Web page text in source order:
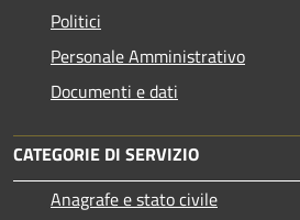
Politici
Personale Amministrativo
Documenti e dati
CATEGORIE DI SERVIZIO
Anagrafe e stato civile